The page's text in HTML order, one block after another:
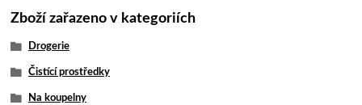
Zboží zařazeno v kategoriích
Drogerie
Čistící prostředky
Na koupelny